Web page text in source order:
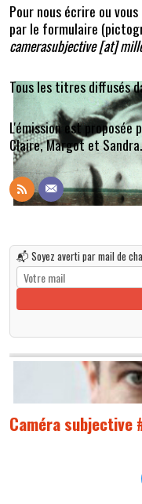
Pour nous écrire ou
par le formulaire
camerasubjective [at]
Tous les titres diffusés
L'émission est proposée
Claire, Margot et Sandra.
📬 Soyez averti par mail de
Caméra